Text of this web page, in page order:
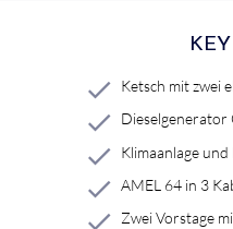
Ketsch mit zwei
Dieselgenerator
Klimaanlage und
AMEL 64 in 3
Zwei Vorstage